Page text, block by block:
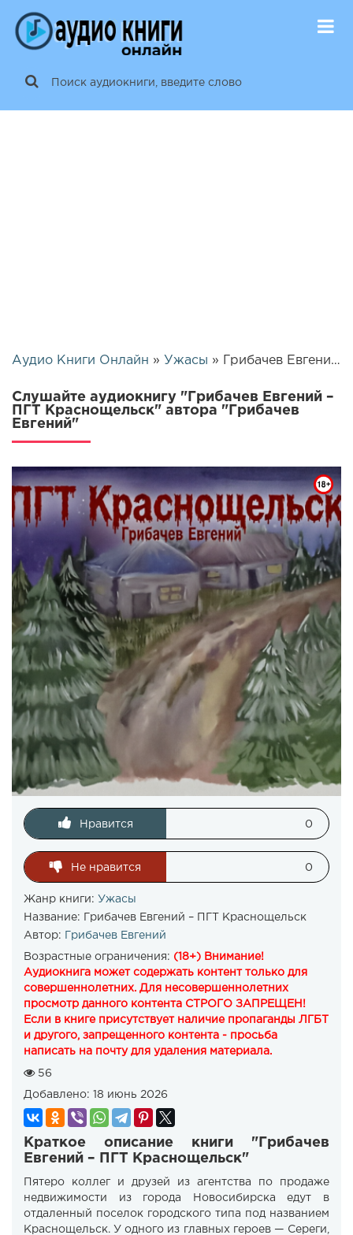
Аудио Книги Онлайн » Ужасы » Грибачев Евгений – ПГТ Краснощельск | 26228
Слушайте аудиокнигу "Грибачев Евгений –
ПГТ Краснощельск" автора "Грибачев
Евгений"
Нравится 0
Не нравится 0
Жанр книги: Ужасы
Название: Грибачев Евгений – ПГТ Краснощельск
Автор:
Грибачев Евгений
Возрастные ограничения: (18+) Внимание!
Аудиокнига может содержать контент только для
совершеннолетних. Для несовершеннолетних
просмотр данного контента СТРОГО ЗАПРЕЩЕН!
Если в книге присутствует наличие пропаганды ЛГБТ
и другого, запрещенного контента - просьба
написать на почту для удаления материала.
56
Добавлено: 18 июнь 2026
Краткое описание книги "Грибачев
Евгений – ПГТ Краснощельск"
Пятеро коллег и друзей из агентства по продаже
недвижимости из города Новосибирска едут в
отдаленный поселок городского типа под названием
Краснощельск. У одного из главных героев — Сереги,